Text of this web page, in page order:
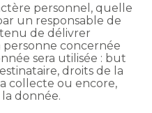
personnel, quelle
un responsable de
de délivrer
personne concernée
sera utilisée : but
droits de la
collecte ou encore,
donnée.